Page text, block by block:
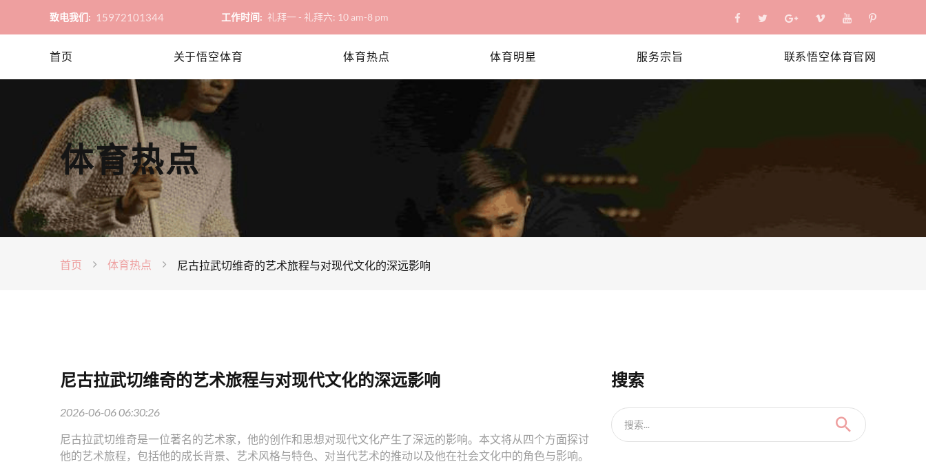
致电我们: 15972101344 工作时间: 礼拜一 - 礼拜六: 10 am-8 pm
首页 关于悟空体育 体育热点 体育明星 服务宗旨 联系悟空体育官网
体育热点
首页 体育热点 尼古拉武切维奇的艺术旅程与对现代文化的深远影响
尼古拉武切维奇的艺术旅程与对现代文化的深远影响
2026-06-06 06:30:26
尼古拉武切维奇是一位著名的艺术家，他的创作和思想对现代文化产生了深远的影响。本文将从四个方面探讨
他的艺术旅程，包括他的成长背景、艺术风格与特色、对当代艺术的推动以及他在社会文化中的角色与影响。
搜索
搜索...